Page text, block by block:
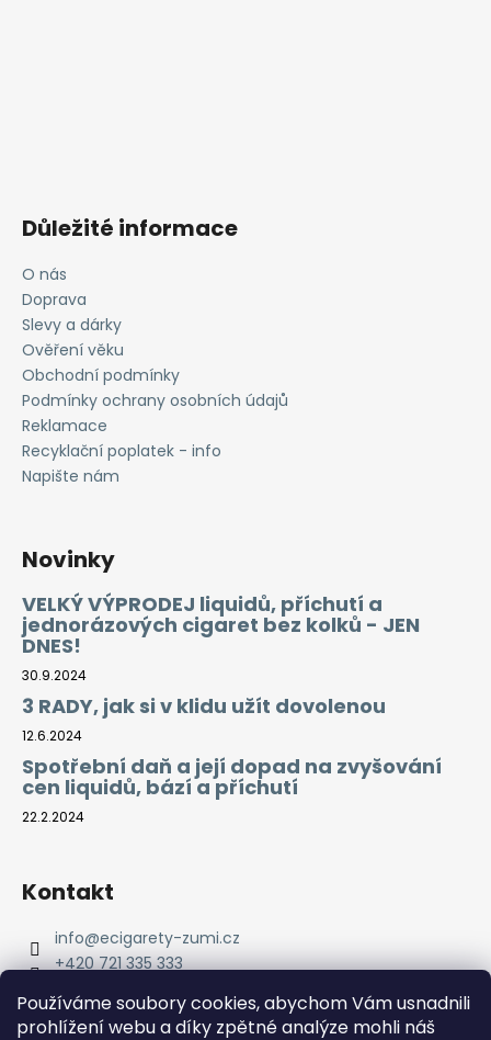
Používáme soubory cookies, abychom Vám usnadnili
prohlížení webu a díky zpětné analýze mohli náš
Důležité informace
O nás
Doprava
Slevy a dárky
Ověření věku
Obchodní podmínky
Podmínky ochrany osobních údajů
Reklamace
Recyklační poplatek - info
Napište nám
Novinky
VELKÝ VÝPRODEJ liquidů, příchutí a
jednorázových cigaret bez kolků - JEN
DNES!
30.9.2024
3 RADY, jak si v klidu užít dovolenou
12.6.2024
Spotřební daň a její dopad na zvyšování
cen liquidů, bází a příchutí
22.2.2024
Kontakt
info@ecigarety-zumi.cz
+420 721 335 333